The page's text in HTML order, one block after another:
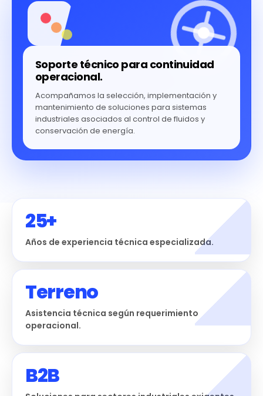
Soporte técnico para continuidad
operacional.
Acompañamos la selección, implementación y
mantenimiento de soluciones para sistemas
industriales asociados al control de fluidos y
conservación de energía.
25+
Años de experiencia técnica especializada.
Terreno
Asistencia técnica según requerimiento
operacional.
B2B